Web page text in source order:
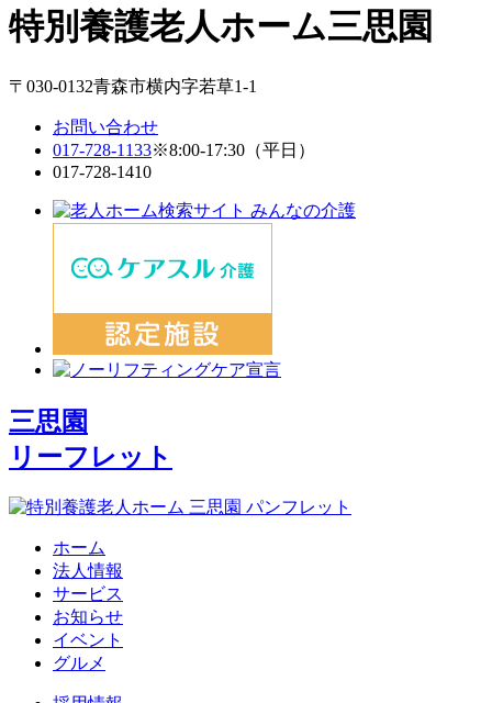
特別養護老人ホーム三思園
〒030-0132青森市横内字若草1-1
お問い合わせ
017-728-1133※8:00-17:30（平日）
017-728-1410
三思園
リーフレット
ホーム
法人情報
サービス
お知らせ
イベント
グルメ